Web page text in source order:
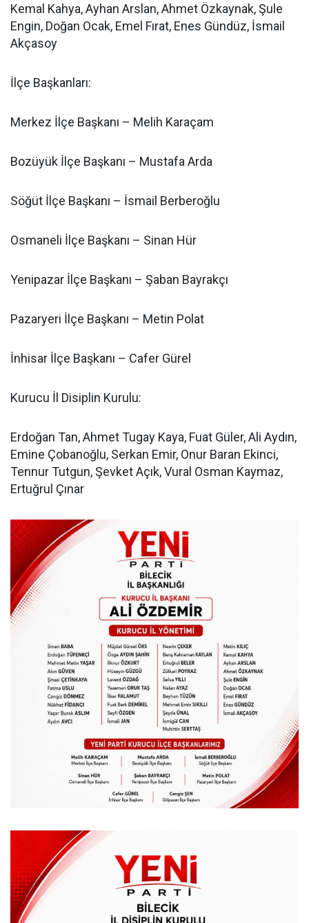
Kemal Kahya, Ayhan Arslan, Ahmet Özkaynak, Şule
Engin, Doğan Ocak, Emel Fırat, Enes Gündüz, İsmail
Akçasoy
İlçe Başkanları:
Merkez İlçe Başkanı – Melih Karaçam
Bozüyük İlçe Başkanı – Mustafa Arda
Söğüt İlçe Başkanı – İsmail Berberoğlu
Osmaneli İlçe Başkanı – Sinan Hür
Yenipazar İlçe Başkanı – Şaban Bayrakçı
Pazaryeri İlçe Başkanı – Metin Polat
İnhisar İlçe Başkanı – Cafer Gürel
Kurucu İl Disiplin Kurulu:
Erdoğan Tan, Ahmet Tugay Kaya, Fuat Güler, Ali Aydın,
Emine Çobanoğlu, Serkan Emir, Onur Baran Ekinci,
Tennur Tutgun, Şevket Açık, Vural Osman Kaymaz,
Ertuğrul Çınar